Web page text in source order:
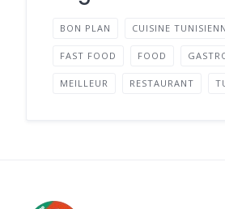
BON PLAN CUISINE
FAST FOOD FOOD
MEILLEUR RESTAURANT